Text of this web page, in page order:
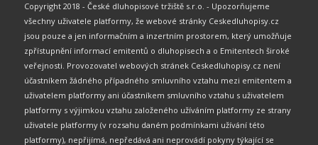
Copyright 2018 - České dluhopisové tržiště s.r.o. - Upozorňujeme
všechny uživatele platformy, že webové stránky Ceskedluhopisy.cz
jsou pouze a jen informačním a inzertním prostorem, který umožňuje
zpřístupnění informací emitentů o dluhopisech a o Emitentech široké
veřejnosti. Provozovatel webových stránek Ceskedluhopisy.cz není
účastníkem žádného případného smluvního vztahu mezi emitentem a
uživatelem platformy ani účastníkem smluvního vztahu s uživatelem
platformy s výjimkou vztahu založeného užíváním platformy ze strany
uživatele platformy (v rozsahu daném podmínkami užívání této
platformy), nepřijímá, nepředává ani neprovádí pokyny týkající se